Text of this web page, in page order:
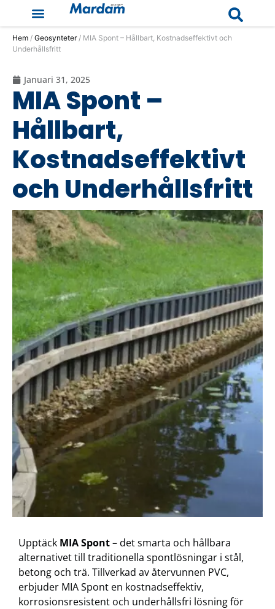
Hem / Geosynteter/ MIA Spont – Hållbart, Kostnadseffektivt och
Underhållsfritt
Januari 31, 2025
MIA Spont –
Hållbart,
Kostnadseffektivt
och Underhållsfritt
Upptäck MIA Spont– det smarta och hållbara
alternativet till traditionella spontlösningar i stål,
betong och trä. Tillverkad avåtervunnen PVC,
erbjuder MIA Spont en kostnadseffektiv,
korrosionsresistent och underhållsfri lösning för